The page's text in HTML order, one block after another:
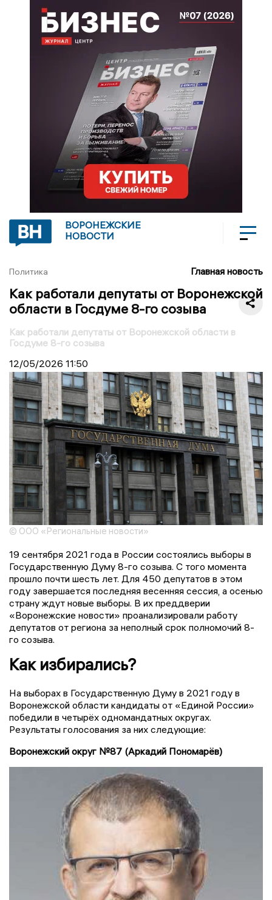
ВОРОНЕЖСКИЕ
НОВОСТИ
Политика Главная новость
Как работали депутаты от Воронежской
области в Госдуме 8-го созыва
Как работали депутаты от Воронежской области в
Госдуме 8-го созыва
12/05/2026 11:50
© ООО «Региональные новости»
19 сентября 2021 года в России состоялись выборы в
Государственную Думу 8-го созыва. С того момента
прошло почти шесть лет. Для 450 депутатов в этом
году завершается последняя весенняя сессия, а осенью
страну ждут новые выборы. В их преддверии
«Воронежские новости» проанализировали работу
депутатов от региона за неполный срок полномочий 8-
го созыва.
Как избирались?
На выборах в Государственную Думу в 2021 году в
Воронежской области кандидаты от «Единой России»
победили в четырёх одномандатных округах.
Результаты голосования за них следующие:
Воронежский округ №87 (Аркадий Пономарёв)